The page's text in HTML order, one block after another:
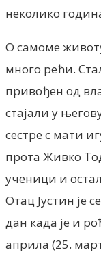
неколико
О самоме
много рећи.
привођен од
стајали у
сестре с мати
прота Живко
ученици и
Отац Јустин је
дан када је и
априла (25.